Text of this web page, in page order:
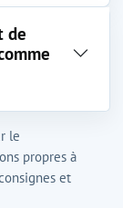
de
le
propres à
et